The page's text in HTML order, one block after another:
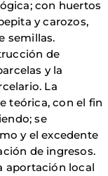
con huertos
y carozos,
semillas.
de
y la
La
teórica, con el fin
se
y el excedente
de ingresos.
aportación local